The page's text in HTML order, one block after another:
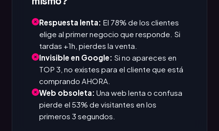
Respuesta lenta: El 78% de los clientes
elige al primer negocio que responde. Si
tardas +1h, pierdes la venta.
Invisible en Google: Si no apareces en
TOP 3, no existes para el cliente que está
comprando AHORA.
Web obsoleta: Una web lenta o confusa
pierde el 53% de visitantes en los
primeros 3 segundos.